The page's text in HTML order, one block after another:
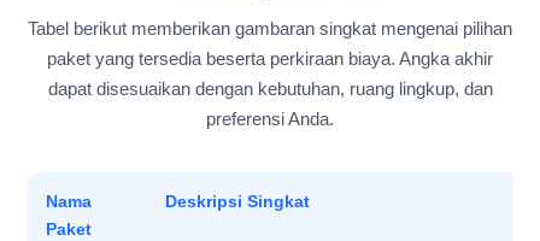
Tabel berikut memberikan gambaran singkat mengenai pilihan
paket yang tersedia beserta perkiraan biaya. Angka akhir
dapat disesuaikan dengan kebutuhan, ruang lingkup, dan
preferensi Anda.
Nama
Paket
Deskripsi Singkat